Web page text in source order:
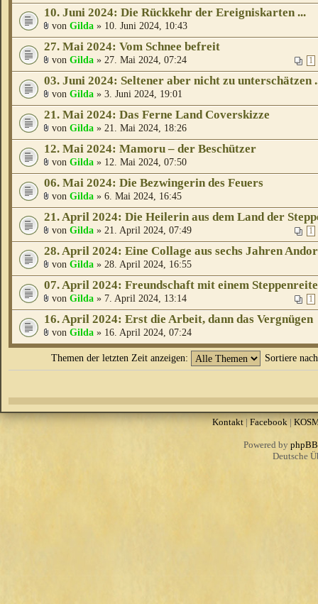
10. Juni 2024: Die Rückkehr der Ereigniskarten ...
von Gilda » 10. Juni 2024, 10:43
27. Mai 2024: Vom Schnee befreit
1
von Gilda » 27. Mai 2024, 07:24
03. Juni 2024: Seltener aber nicht zu unterschätzen
von Gilda » 3. Juni 2024, 19:01
21. Mai 2024: Das Ferne Land Coverskizze
von Gilda » 21. Mai 2024, 18:26
12. Mai 2024: Mamoru – der Beschützer
von Gilda » 12. Mai 2024, 07:50
06. Mai 2024: Die Bezwingerin des Feuers
von Gilda » 6. Mai 2024, 16:45
21. April 2024: Die Heilerin aus dem Land der
1
von Gilda » 21. April 2024, 07:49
28. April 2024: Eine Collage aus sechs Jahren Andor
von Gilda » 28. April 2024, 16:55
07. April 2024: Freundschaft mit einem
1
von Gilda » 7. April 2024, 13:14
16. April 2024: Erst die Arbeit, dann das Vergnügen
von Gilda » 16. April 2024, 07:24
Themen der letzten Zeit anzeigen: Sortiere
Kontakt| Facebook|
Powered by phpBB
Deutsche